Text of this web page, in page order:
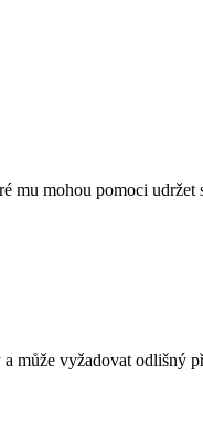
mu mohou pomoci
může vyžadovat odlišný